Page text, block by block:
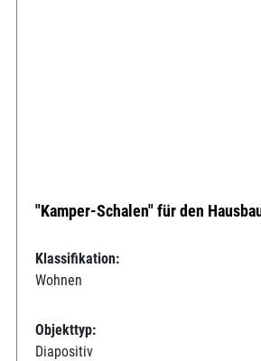
"Kamper-Schalen" für den
Klassifikation:
Wohnen
Objekttyp:
Diapositiv